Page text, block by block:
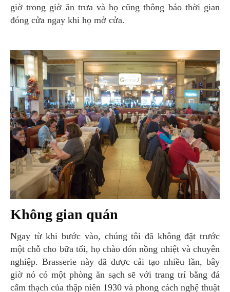
giờ trong giờ ăn trưa và họ cũng thông báo thời gian
đóng cửa ngay khi họ mở cửa.
Không gian quán
Ngay từ khi bước vào, chúng tôi đã không đặt trước
một chỗ cho bữa tối, họ chào đón nồng nhiệt và chuyên
nghiệp. Brasserie này đã được cải tạo nhiều lần, bây
giờ nó có một phòng ăn sạch sẽ với trang trí bằng đá
cẩm thạch của thập niên 1930 và phong cách nghệ thuật